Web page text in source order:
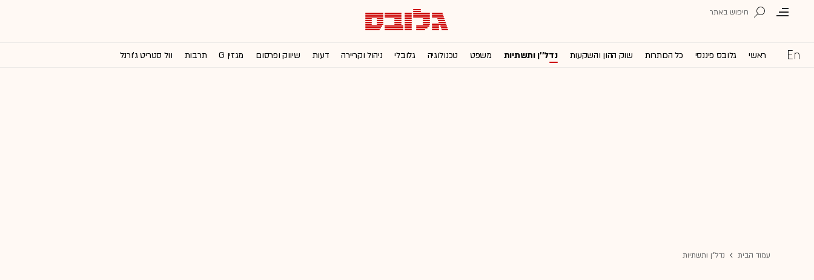
ראשי גלובס פיננסי כל הכותרות שוק ההון והשקעות נדל''ן ותשתיות משפט טכנולוגיה גלובלי ניהול וקריירה דעות שיווק ופרסום מגזין G תרבות וול סטריט ג'ורנל
עמוד הבית נדל"ן ותשתיות